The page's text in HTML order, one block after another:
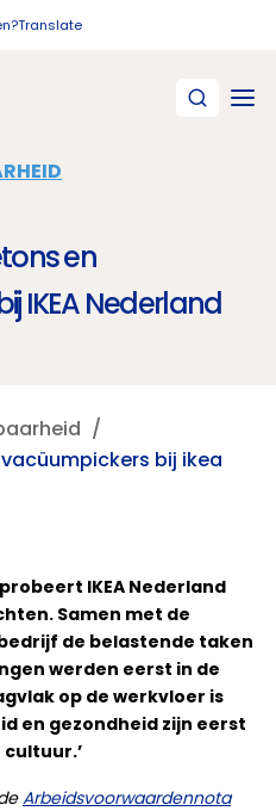
Translate
en
IKEA Nederland
bij ikea
IKEA Nederland
Samen met de
de belastende taken
werden eerst in de
op de werkvloer is
en gezondheid zijn eerst
Arbeidsvoorwaardennota